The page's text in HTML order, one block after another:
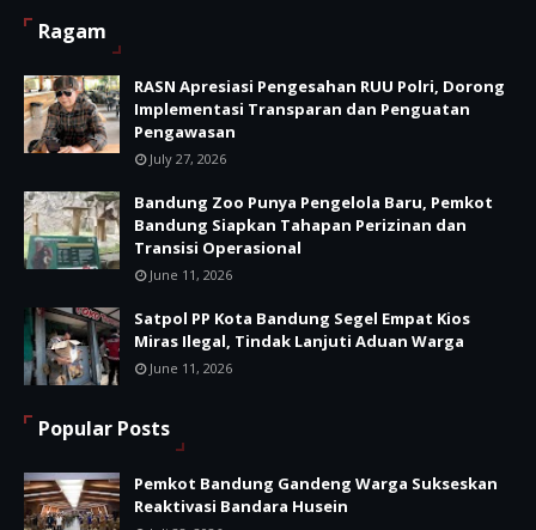
Ragam
RASN Apresiasi Pengesahan RUU Polri, Dorong
Implementasi Transparan dan Penguatan
Pengawasan
July 27, 2026
Bandung Zoo Punya Pengelola Baru, Pemkot
Bandung Siapkan Tahapan Perizinan dan
Transisi Operasional
June 11, 2026
Satpol PP Kota Bandung Segel Empat Kios
Miras Ilegal, Tindak Lanjuti Aduan Warga
June 11, 2026
Popular Posts
Pemkot Bandung Gandeng Warga Sukseskan
Reaktivasi Bandara Husein